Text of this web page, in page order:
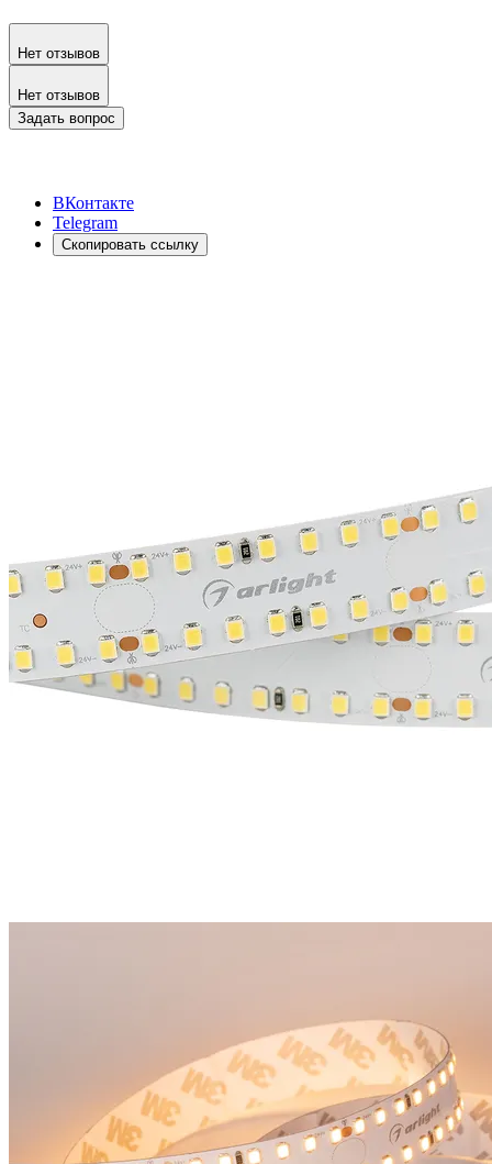
Нет отзывов
Нет отзывов
Задать вопрос
ВКонтакте
Telegram
Скопировать ссылку